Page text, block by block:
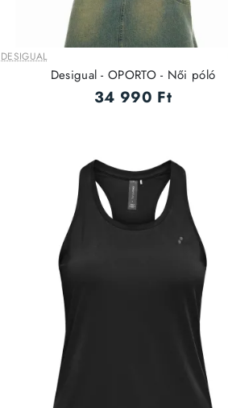
DESIGUAL
Desigual - OPORTO - Női póló
34 990 Ft